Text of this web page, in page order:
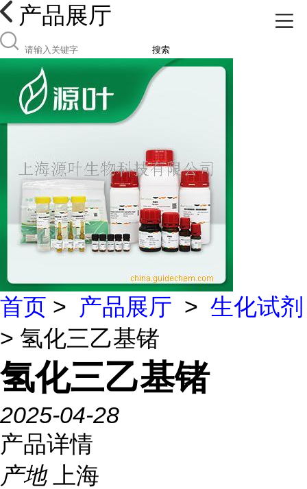
产品展厅
搜索
首页 > 产品展厅 > 生化试剂
> 氢化三乙基锗
氢化三乙基锗
2025-04-28
产品详情
产地
上海